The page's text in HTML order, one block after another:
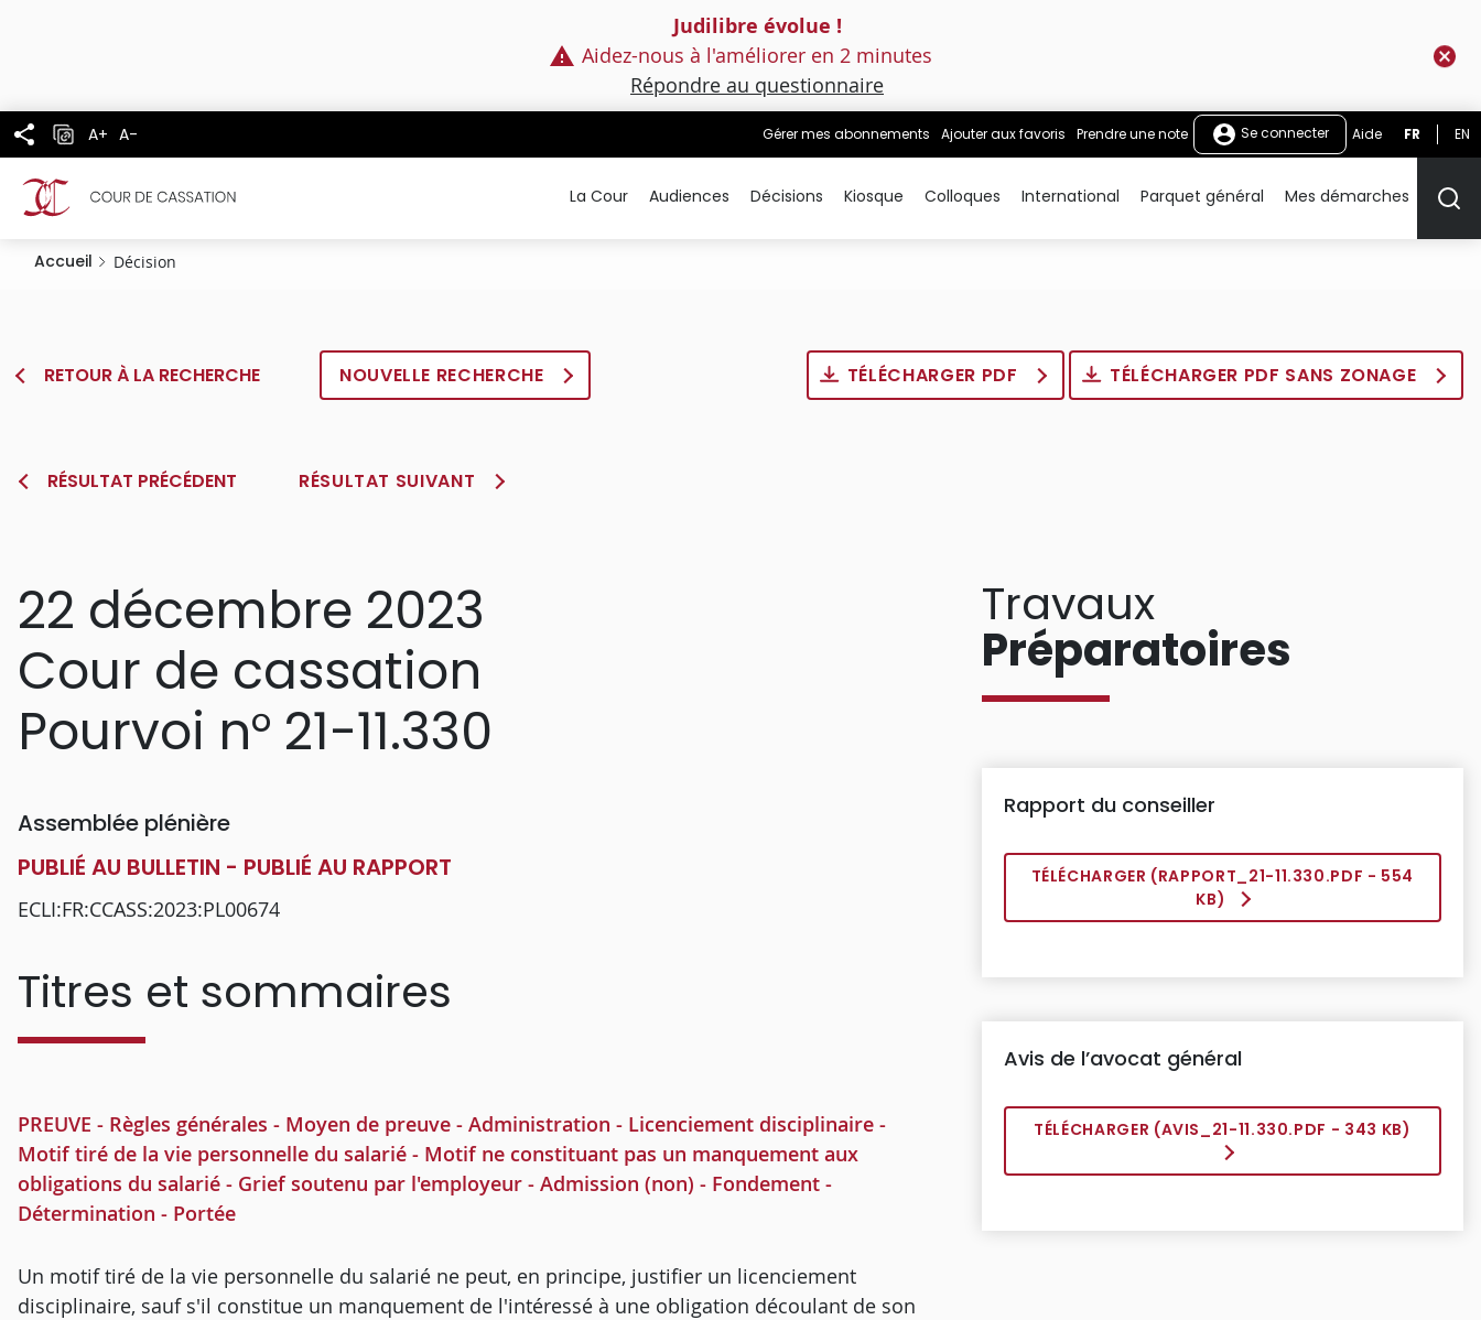
Judilibre évolue !
Aidez-nous à l'améliorer en 2 minutes
Répondre au questionnaire
A+ A- Gérer mes abonnements Ajouter aux favoris Prendre une note Se connecter Aide FR EN
La Cour Audiences Décisions Kiosque Colloques International Parquet général Mes démarches
Accueil Décision
RETOUR À LA RECHERCHE NOUVELLE RECHERCHE TÉLÉCHARGER PDF TÉLÉCHARGER PDF SANS ZONAGE
RÉSULTAT PRÉCÉDENT RÉSULTAT SUIVANT
22 décembre 2023
Cour de cassation
Pourvoi n° 21-11.330
Assemblée plénière
PUBLIÉ AU BULLETIN - PUBLIÉ AU RAPPORT
ECLI:FR:CCASS:2023:PL00674
Titres et sommaires
PREUVE - Règles générales - Moyen de preuve - Administration - Licenciement disciplinaire -
Motif tiré de la vie personnelle du salarié - Motif ne constituant pas un manquement aux
obligations du salarié - Grief soutenu par l'employeur - Admission (non) - Fondement -
Détermination - Portée
Un motif tiré de la vie personnelle du salarié ne peut, en principe, justifier un licenciement
disciplinaire, sauf s'il constitue un manquement de l'intéressé à une obligation découlant de son
Travaux
Préparatoires
Rapport du conseiller
TÉLÉCHARGER (RAPPORT_21-11.330.PDF - 554
KB)
Avis de l’avocat général
TÉLÉCHARGER (AVIS_21-11.330.PDF - 343 KB)